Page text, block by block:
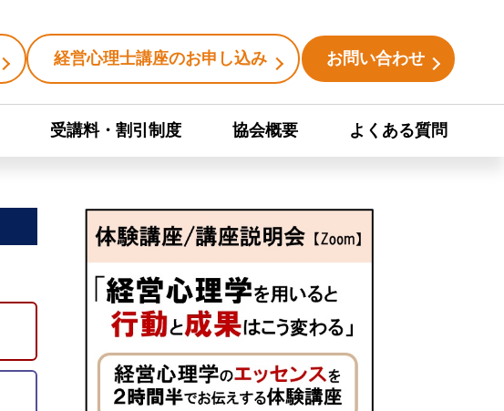
経営心理士講座のお申し込み お問い合わせ
受講料・割引制度 協会概要 よくある質問